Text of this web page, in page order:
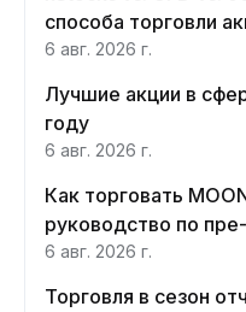
способа торговли
6 авг. 2026 г.
Лучшие акции в
году
6 авг. 2026 г.
Как торговать
руководство по
контрактов Moonshot
6 авг. 2026 г.
Торговля в сезон